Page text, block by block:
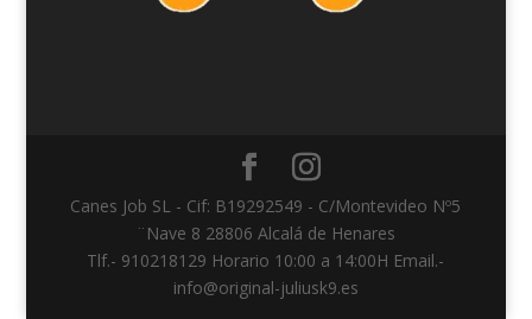
Canes Job SL - Cif: B19292549 - C/Montevideo Nº5
¨Nave 8 28806 Alcalá de Henares
Tlf.- 910218129 Horario 10:00 a 14:00H Email.-
info@original-juliusk9.es